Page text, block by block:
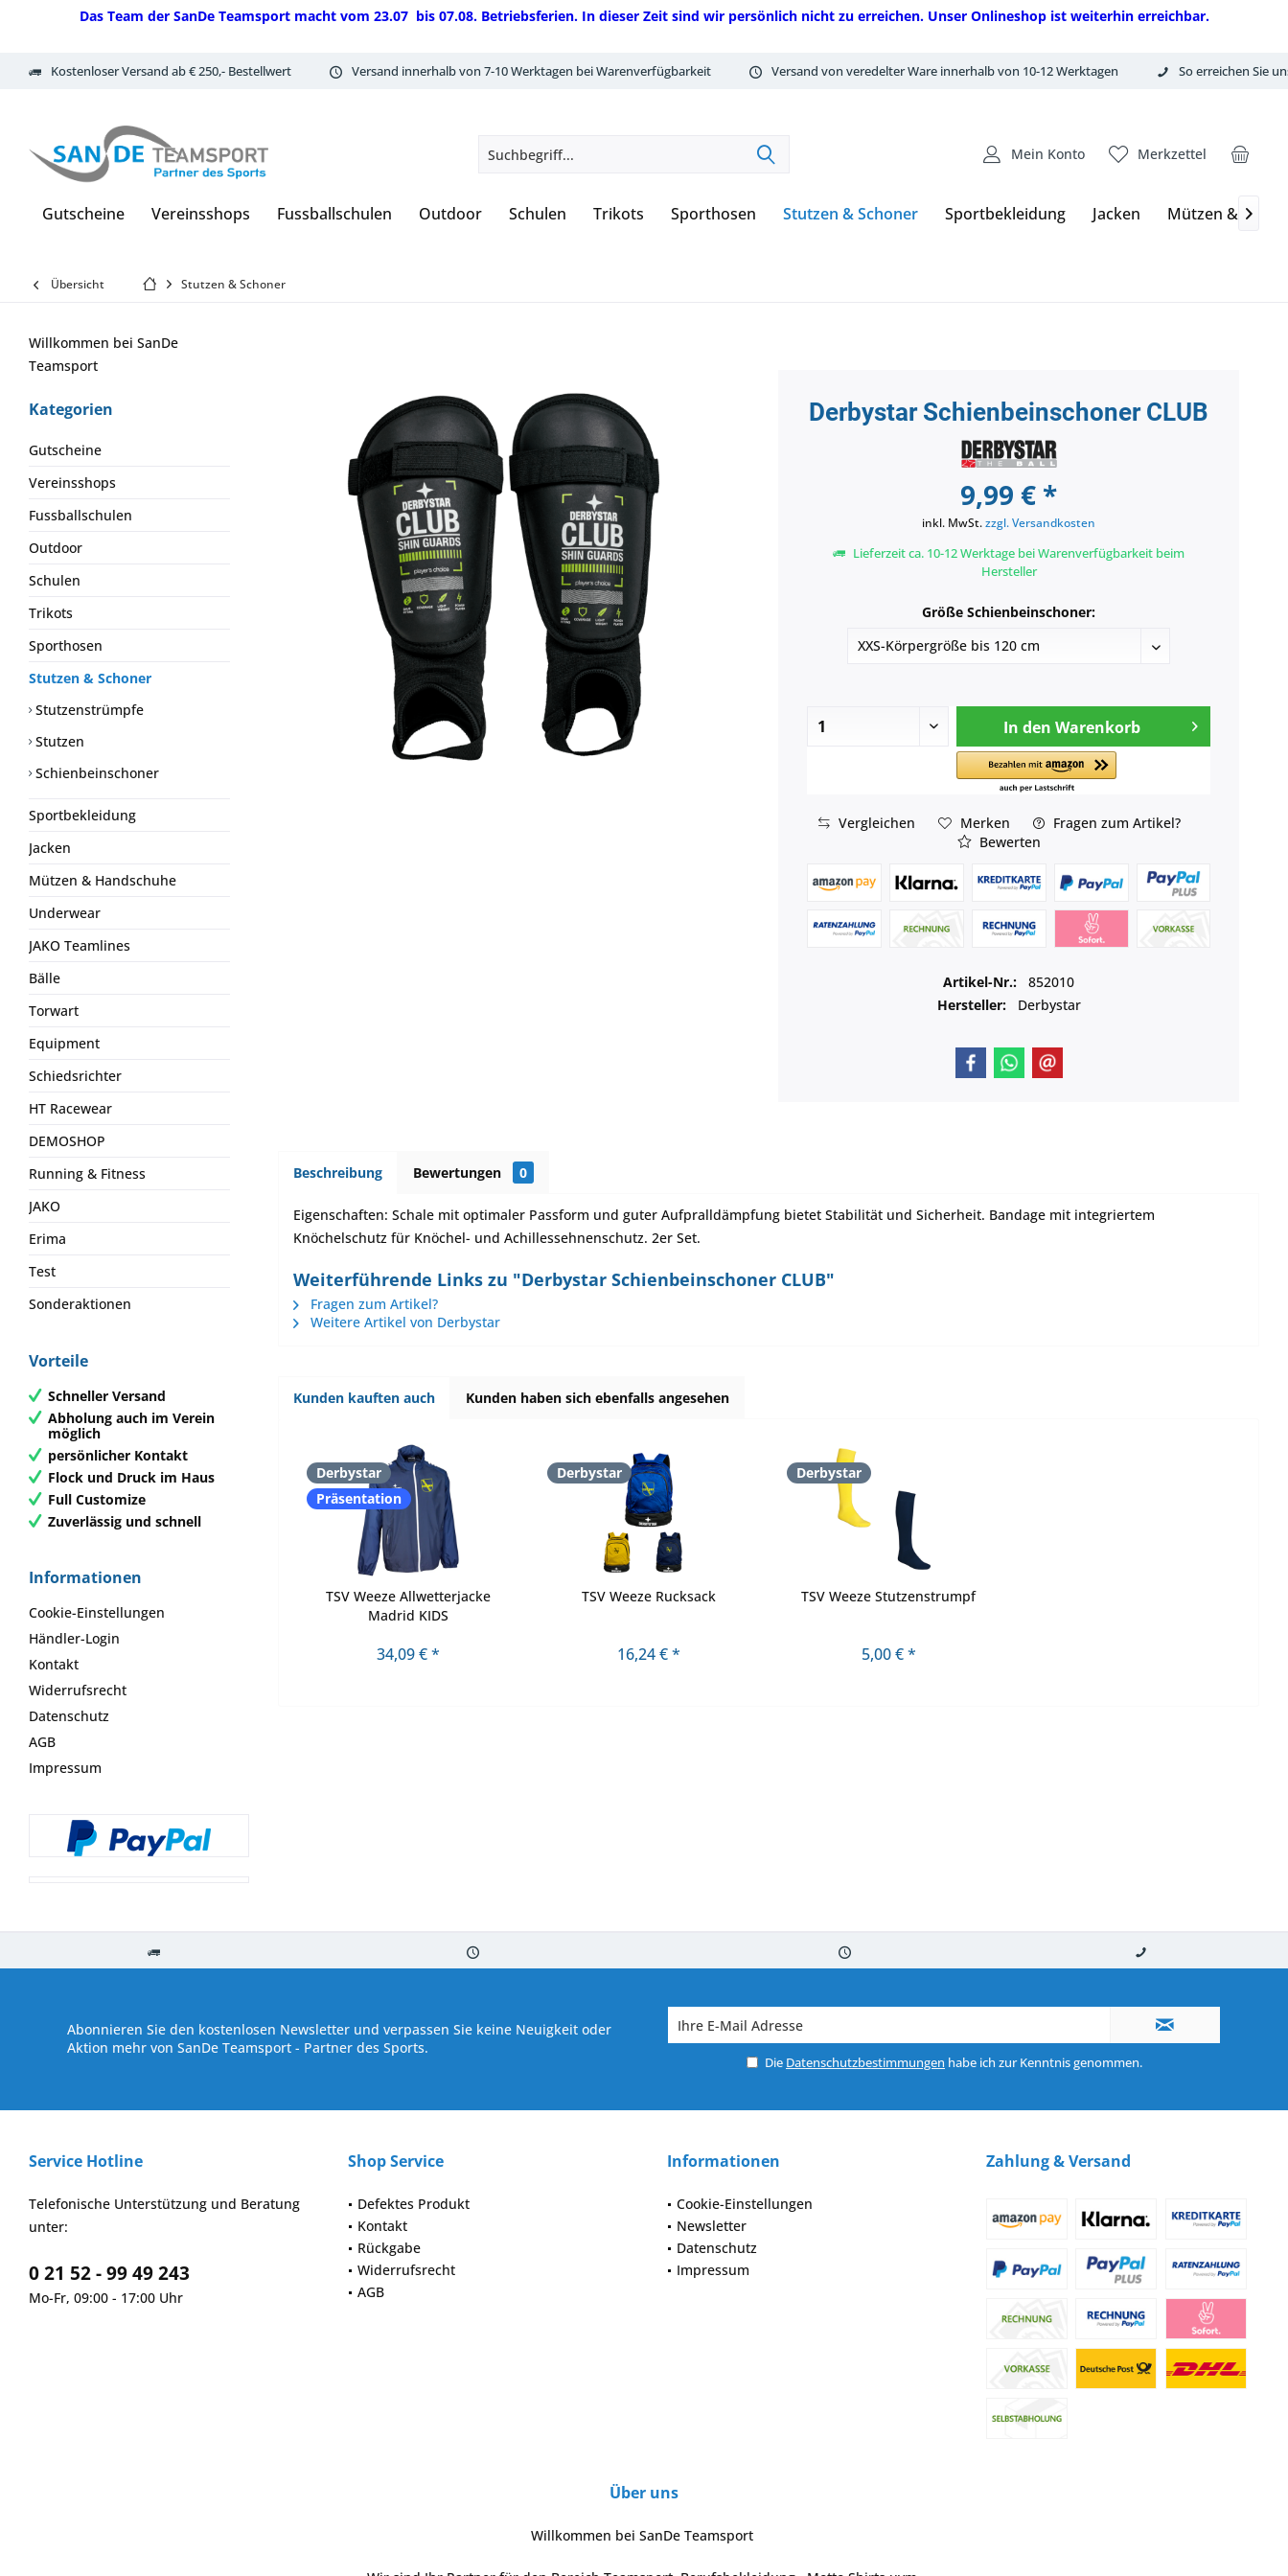
Das Team der SanDe Teamsport macht vom 23.07 bis 07.08. Betriebsferien. In dieser Zeit sind wir persönlich nicht zu erreichen. Unser Onlineshop ist weiterhin erreichbar.
Kostenloser Versand ab € 250,- Bestellwert Versand innerhalb von 7-10 Werktagen bei Warenverfügbarkeit Versand von veredelter Ware innerhalb von 10-12 Werktagen So erreichen Sie
Merkzettel
Mein Konto
Gutscheine Vereinsshops Fussballschulen Outdoor Schulen Trikots Sporthosen Stutzen & Schoner Sportbekleidung Jacken Mützen & 
Übersicht Stutzen & Schoner
Willkommen bei SanDe
Teamsport
Kategorien
Gutscheine
Vereinsshops
Fussballschulen
Outdoor
Schulen
Trikots
Sporthosen
Stutzen & Schoner
Stutzenstrümpfe
Stutzen
Schienbeinschoner
Sportbekleidung
Jacken
Mützen & Handschuhe
Underwear
JAKO Teamlines
Bälle
Torwart
Equipment
Schiedsrichter
HT Racewear
DEMOSHOP
Running & Fitness
JAKO
Erima
Test
Sonderaktionen
Vorteile
Schneller Versand
Abholung auch im Verein
möglich
persönlicher Kontakt
Flock und Druck im Haus
Full Customize
Zuverlässig und schnell
Informationen
Cookie-Einstellungen
Händler-Login
Kontakt
Widerrufsrecht
Datenschutz
AGB
Impressum
Derbystar Schienbeinschoner CLUB
9,99 € *
inkl. MwSt.zzgl. Versandkosten
Lieferzeit ca. 10-12 Werktage bei Warenverfügbarkeit beim
Hersteller
Größe Schienbeinschoner:
In den Warenkorb
Vergleichen Merken
Fragen zum Artikel?
Bewerten
Artikel-Nr.:
852010
Hersteller:
Derbystar
Beschreibung Bewertungen 0
Eigenschaften: Schale mit optimaler Passform und guter Aufpralldämpfung bietet Stabilität und Sicherheit. Bandage mit integriertem
Knöchelschutz für Knöchel- und Achillessehnenschutz. 2er Set.
Weiterführende Links zu "Derbystar Schienbeinschoner CLUB"
Fragen zum Artikel?
Weitere Artikel von Derbystar
Kunden kauften auch Kunden haben sich ebenfalls angesehen
Derbystar
Präsentation
TSV Weeze Allwetterjacke
Madrid KIDS
34,09 € *
Derbystar
TSV Weeze Rucksack
16,24 € *
Derbystar
TSV Weeze Stutzenstrumpf
5,00 € *
Abonnieren Sie den kostenlosen Newsletter und verpassen Sie keine Neuigkeit oder
Aktion mehr von SanDe Teamsport - Partner des Sports.
Die Datenschutzbestimmungen habe ich zur Kenntnis genommen.
Service Hotline
Telefonische Unterstützung und Beratung
unter:
0 21 52 - 99 49 243
Mo-Fr, 09:00 - 17:00 Uhr
Shop Service
Defektes Produkt
Kontakt
Rückgabe
Widerrufsrecht
AGB
Informationen
Cookie-Einstellungen
Newsletter
Datenschutz
Impressum
Zahlung & Versand
Über uns
Willkommen bei SanDe Teamsport